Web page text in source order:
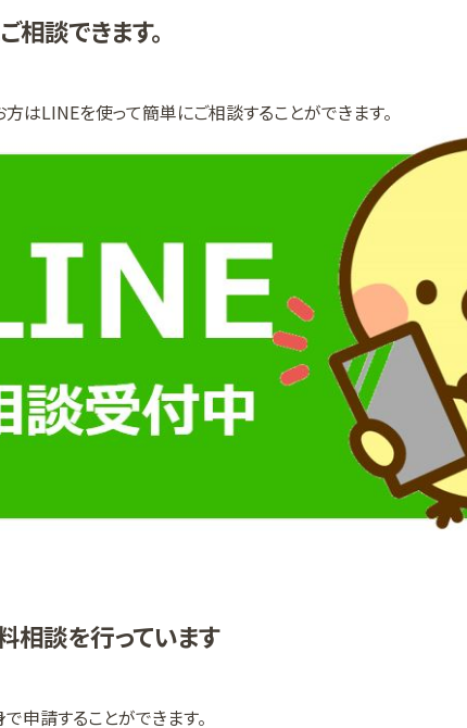
談できます。
はLINEを使って簡単にご相談することができます。
相談を行っています
申請することができます。